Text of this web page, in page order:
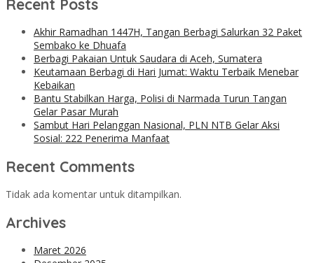
Recent Posts
Akhir Ramadhan 1447H, Tangan Berbagi Salurkan 32 Paket
Sembako ke Dhuafa
Berbagi Pakaian Untuk Saudara di Aceh, Sumatera
Keutamaan Berbagi di Hari Jumat: Waktu Terbaik Menebar
Kebaikan
Bantu Stabilkan Harga, Polisi di Narmada Turun Tangan
Gelar Pasar Murah
Sambut Hari Pelanggan Nasional, PLN NTB Gelar Aksi
Sosial: 222 Penerima Manfaat
Recent Comments
Tidak ada komentar untuk ditampilkan.
Archives
Maret 2026